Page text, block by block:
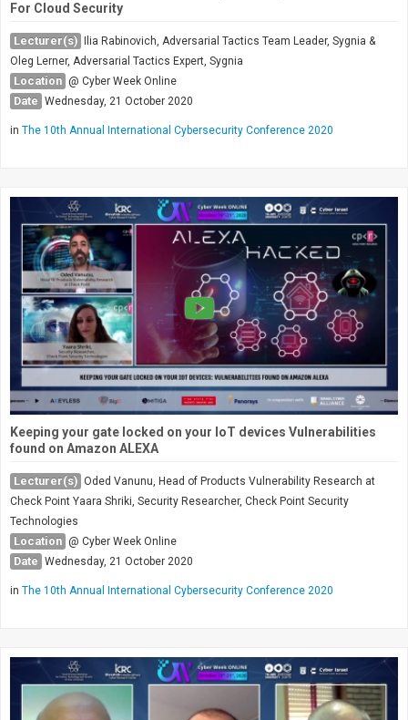
For Cloud Security
Lecturer(s) Ilia Rabinovich, Adversarial Tactics Team Leader, Sygnia &
Oleg Lerner, Adversarial Tactics Expert, Sygnia
Location @ Cyber Week Online
Date Wednesday, 21 October 2020
in The 10th Annual International Cybersecurity Conference 2020
Keeping your gate locked on your IoT devices Vulnerabilities
found on Amazon ALEXA
Lecturer(s) Oded Vanunu, Head of Products Vulnerability Research at
Check Point Yaara Shriki, Security Researcher, Check Point Security
Technologies
Location @ Cyber Week Online
Date Wednesday, 21 October 2020
in The 10th Annual International Cybersecurity Conference 2020